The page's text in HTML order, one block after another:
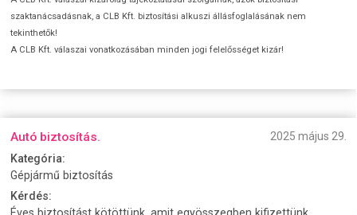
szaktanácsadásnak, a CLB Kft. biztosítási alkuszi állásfoglalásának nem
tekinthetők!
A CLB Kft. válaszai vonatkozásában minden jogi felelősséget kizár!
Autó biztosítás.
2025 május 29.
Kategória:
Gépjármű biztosítás
Kérdés: